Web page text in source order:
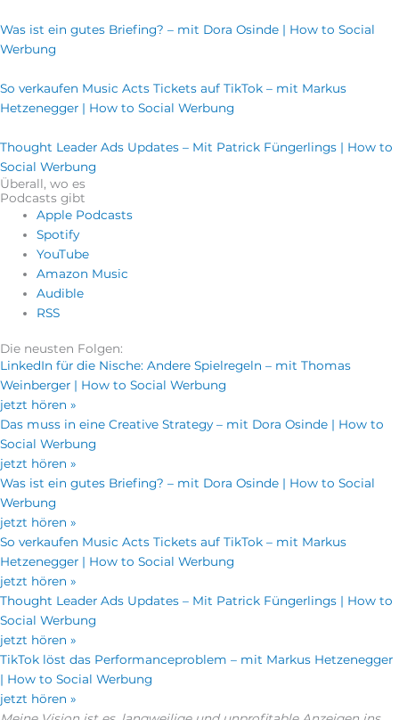
Was ist ein gutes Briefing? – mit Dora Osinde | How to Social
Werbung
So verkaufen Music Acts Tickets auf TikTok – mit Markus
Hetzenegger | How to Social Werbung
Thought Leader Ads Updates – Mit Patrick Füngerlings | How to
Social Werbung
Überall, wo es
Podcasts gibt
Apple Podcasts
Spotify
YouTube
Amazon Music
Audible
RSS
Die neusten Folgen:
LinkedIn für die Nische: Andere Spielregeln – mit Thomas
Weinberger | How to Social Werbung
jetzt hören »
Das muss in eine Creative Strategy – mit Dora Osinde | How to
Social Werbung
jetzt hören »
Was ist ein gutes Briefing? – mit Dora Osinde | How to Social
Werbung
jetzt hören »
So verkaufen Music Acts Tickets auf TikTok – mit Markus
Hetzenegger | How to Social Werbung
jetzt hören »
Thought Leader Ads Updates – Mit Patrick Füngerlings | How to
Social Werbung
jetzt hören »
TikTok löst das Performanceproblem – mit Markus Hetzenegger
| How to Social Werbung
jetzt hören »